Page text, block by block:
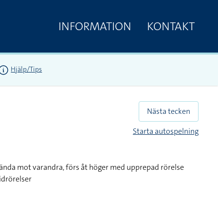
INFORMATION KONTAKT
Hjälp/Tips
Nästa tecken
Starta autospelning
mot varandra, förs åt höger med upprepad rörelse